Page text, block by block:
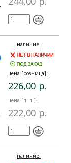
наличие:
цена [розница]:
226,00 р.
цена [п. п.]:
222,00 р.
наличие: